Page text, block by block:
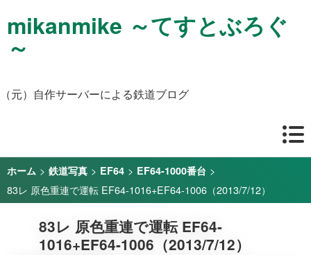
mikanmike ～てすとぶろぐ
～
（元）自作サーバーによる鉄道ブログ
ホーム > 鉄道写真 > EF64 > EF64-1000番台 >
83レ 原色重連で運転 EF64-1016+EF64-1006（2013/7/12）
83レ 原色重連で運転 EF64-
1016+EF64-1006（2013/7/12）